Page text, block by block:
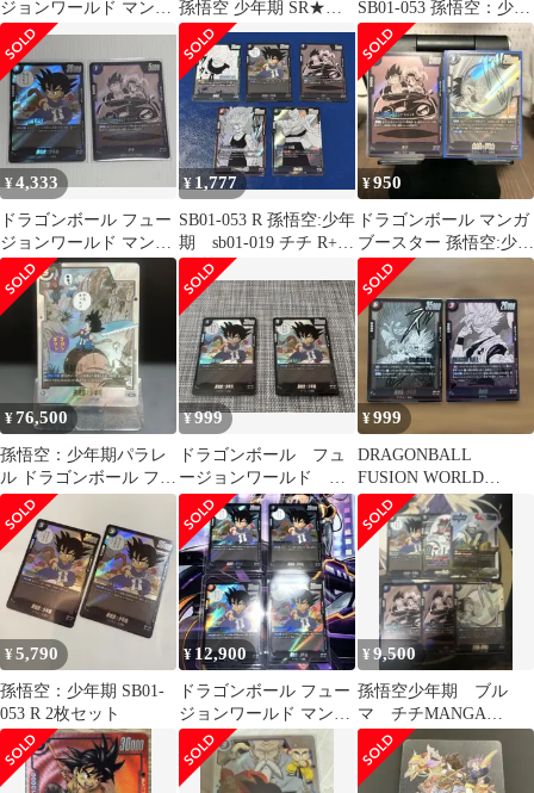
ジョンワールド マンガ
ブースター 孫悟空チ
チR ブルマR
孫悟空 少年期 SR★
SB01-018 マンガブース
ター
SB01-053 孫悟空：少年
期 マンガブースター
¥4,333
ドラゴンボール フュー
ジョンワールド マンガ
ブースター 孫悟空
チチ R
¥ 1,777
SB01-053 R 孫悟空:少年
期 sb01-019 チチ R+オ
マケ
¥950
ドラゴンボール マンガ
ブースター 孫悟空:少年
期 チチ セット
¥76,500
孫悟空：少年期パラレ
ル ドラゴンボール フュ
ージョンワールド
¥999
ドラゴンボール フュ
ージョンワールド マ
ンガブースター孫悟
空 SB01-053
¥999
DRAGONBALL
FUSION WORLD
MANGA BOOSTER 02
¥5,790
孫悟空：少年期 SB01-
053 R 2枚セット
¥ 12,900
ドラゴンボール フュー
ジョンワールド マンガ
ブースター ブルマ 孫悟
空：少年期
¥9,500
孫悟空少年期 ブル
マ チチMANGA
BOOSTER 01 [SB01] セ
ット